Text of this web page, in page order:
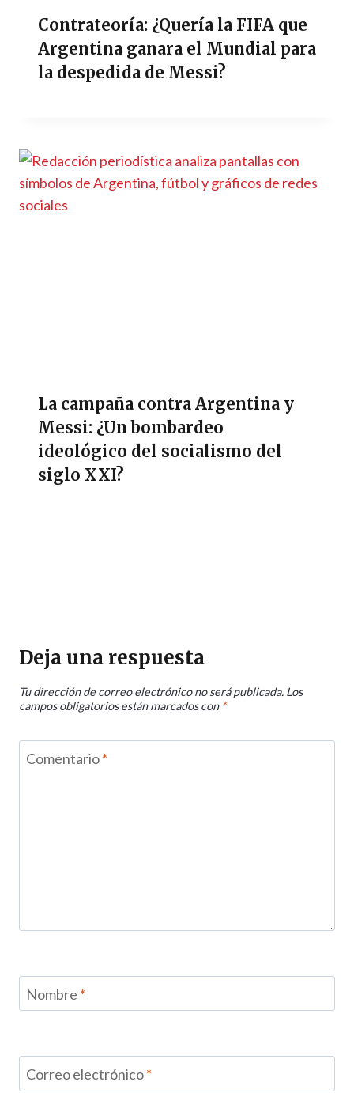
Contrateoría: ¿Quería la FIFA que
Argentina ganara el Mundial para
la despedida de Messi?
La campaña contra Argentina y
Messi: ¿Un bombardeo
ideológico del socialismo del
siglo XXI?
Deja una respuesta
Tu dirección de correo electrónico no será publicada. Los
campos obligatorios están marcados con *
Comentario*
Nombre *
Correo electrónico*